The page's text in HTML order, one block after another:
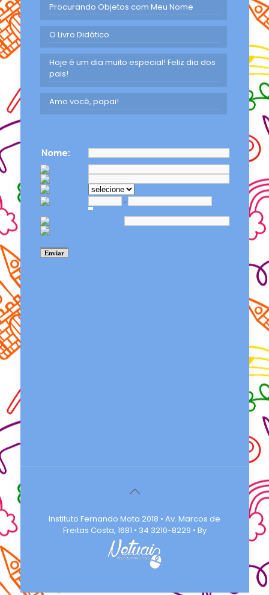
Procurando Objetos com Meu Nome
O Livro Didático
Hoje é um dia muito especial! Feliz dia dos
pais!
Amo você, papai!
Instituto Fernando Mota 2018 • Av. Marcos de
Freitas Costa, 1681 • 34 3210-8229 • By